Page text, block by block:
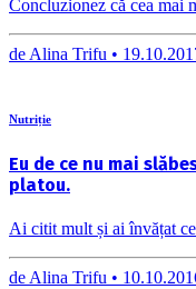
Concluzionez că cea mai
de Alina Trifu •
Nutriție
Eu de ce nu mai
platou.
Ai citit mult și ai învățat
de Alina Trifu •